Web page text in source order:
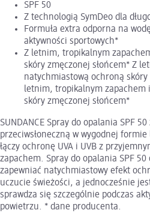
SPF 50
Z technologią SymDeo dla
Formuła extra odporna na
aktywności sportowych*
Z letnim, tropikalnym
skóry zmęczonej słońcem* Z
natychmiastową ochroną skóry
letnim, tropikalnym zapachem
skóry zmęczonej słońcem*
SUNDANCE Spray do opalania SPF
przeciwsłoneczną w wygodnej
łączy ochronę UVA i UVB z
zapachem. Spray do opalania SPF 50
zapewniać natychmiastowy efekt
uczucie świeżości, a jednocześnie
sprawdza się szczególnie podczas
powietrzu. * dane producenta.